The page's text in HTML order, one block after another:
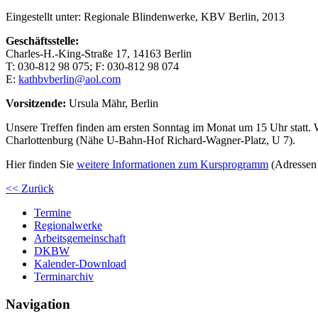
Eingestellt unter: Regionale Blindenwerke, KBV Berlin, 2013
Geschäftsstelle:
Charles-H.-King-Straße 17, 14163 Berlin
T: 030-812 98 075; F: 030-812 98 074
E: kathbvberlin@aol.com
Vorsitzende: Ursula Mähr, Berlin
Unsere Treffen finden am ersten Sonntag im Monat um 15 Uhr
Charlottenburg (Nähe U-Bahn-Hof Richard-Wagner-Platz, U 7).
Hier finden Sie weitere Informationen zum Kursprogramm
<< Zurück
Termine
Regionalwerke
Arbeitsgemeinschaft
DKBW
Kalender-Download
Terminarchiv
Navigation